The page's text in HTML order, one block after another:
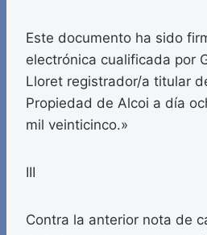
Este documento ha sido
electrónica cualificada por
Lloret registrador/a titular
Propiedad de Alcoi a día
mil veinticinco.»
III
Contra la anterior nota de